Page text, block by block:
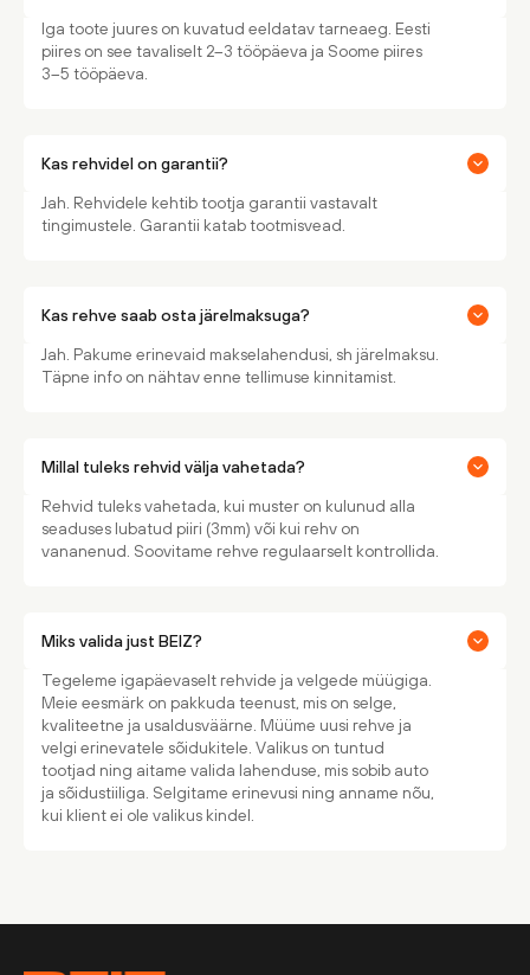
Iga toote juures on kuvatud eeldatav tarneaeg. Eesti
piires on see tavaliselt 2–3 tööpäeva ja Soome piires
3–5 tööpäeva.
Kas rehvidel on garantii?
Jah. Rehvidele kehtib tootja garantii vastavalt
tingimustele. Garantii katab tootmisvead.
Kas rehve saab osta järelmaksuga?
Jah. Pakume erinevaid makselahendusi, sh järelmaksu.
Täpne info on nähtav enne tellimuse kinnitamist.
Millal tuleks rehvid välja vahetada?
Rehvid tuleks vahetada, kui muster on kulunud alla
seaduses lubatud piiri (3mm) või kui rehv on
vananenud. Soovitame rehve regulaarselt kontrollida.
Miks valida just BEIZ?
Tegeleme igapäevaselt rehvide ja velgede müügiga.
Meie eesmärk on pakkuda teenust, mis on selge,
kvaliteetne ja usaldusväärne. Müüme uusi rehve ja
velgi erinevatele sõidukitele. Valikus on tuntud
tootjad ning aitame valida lahenduse, mis sobib auto
ja sõidustiiliga. Selgitame erinevusi ning anname nõu,
kui klient ei ole valikus kindel.